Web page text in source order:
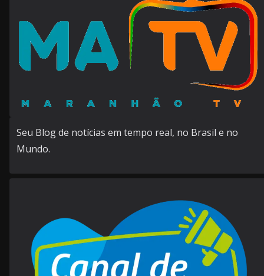
Seu Blog de notícias em tempo real, no Brasil e no
Mundo.